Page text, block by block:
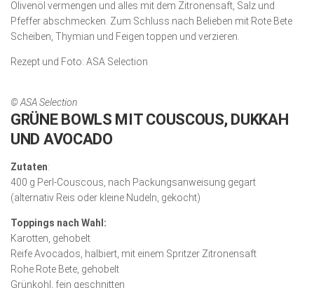
Olivenöl vermengen und alles mit dem Zitronensaft, Salz und
Pfeffer abschmecken. Zum Schluss nach Belieben mit Rote Bete
Schei­ben, Thymian und Feigen toppen und verzieren.
Rezept und Foto: ASA Selection
© ASA Selection
GRÜNE BOWLS MIT COUSCOUS, DUKKAH
UND AVOCADO
Zutaten:
400 g Perl-Couscous, nach Packungsanweisung gegart
(alternativ Reis oder kleine Nudeln, gekocht)
Toppings nach Wahl:
Karotten, gehobelt
Reife Avocados, halbiert, mit einem Spritzer Zitronensaft
Rohe Rote Bete, gehobelt
Grünkohl, fein geschnitten